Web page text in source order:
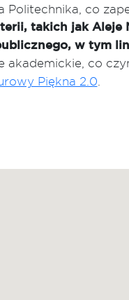
co
takich jak Aleje
w tym
akademickie, co
Piękna 2.0